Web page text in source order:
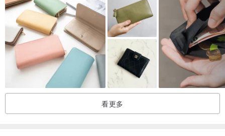
你可以保持整潔。
■ 產品詳情 ■
・材質：牛皮
看更多